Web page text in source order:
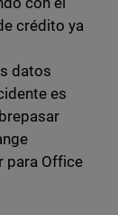
crédito ya
datos
es
para Office